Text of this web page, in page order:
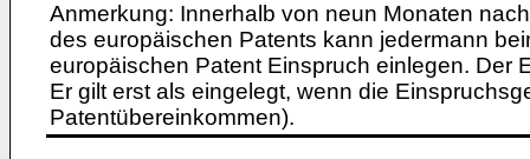
Anmerkung: Innerhalb von neun Monaten
des europäischen Patents kann jedermann
europäischen Patent Einspruch einlegen. Der
Er gilt erst als eingelegt, wenn die
Patentübereinkommen).